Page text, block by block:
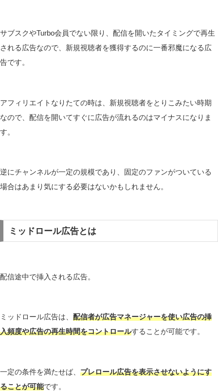
サブスクやTurbo会員でない限り、配信を開いたタイミングで再生
される広告なので、新規視聴者を獲得するのに一番邪魔になる広
告です。
アフィリエイトなりたての時は、新規視聴者をとりこみたい時期
なので、配信を開いてすぐに広告が流れるのはマイナスになりま
す。
逆にチャンネルが一定の規模であり、固定のファンがついている
場合はあまり気にする必要はないかもしれません。
ミッドロール広告とは
配信途中で挿入される広告。
ミッドロール広告は、 配信者が広告マネージャーを使い広告の挿
入頻度や広告の再生時間をコントロールすることが可能です。
一定の条件を満たせば、 プレロール広告を表示させないようにす
ることが可能です。